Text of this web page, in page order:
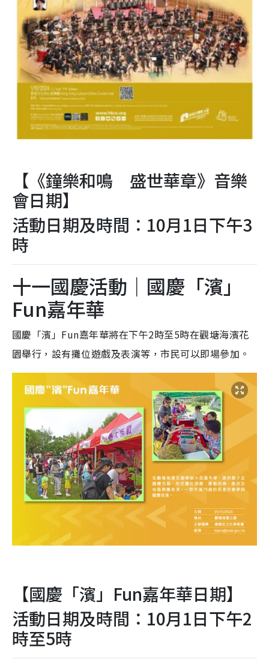
【《鐘樂和鳴 盛世華章》音樂
會日期】
活動日期及時間：10月1日下午3
時
十一國慶活動｜國慶「濱」
Fun嘉年華
國慶「濱」Fun嘉年華將在下午2時至5時在觀塘海濱花
園舉行，設有攤位遊戲及表演等，市民可以即場參加。
【國慶「濱」Fun嘉年華日期】
活動日期及時間：10月1日下午2
時至5時